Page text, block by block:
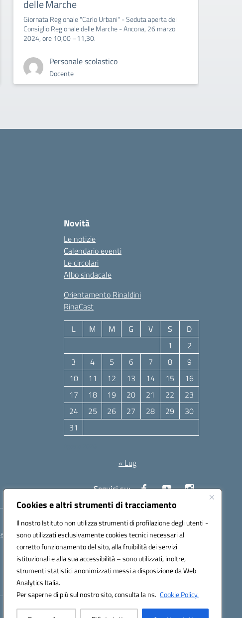
Cookies e altri strumenti di tracciamento
Il nostro Istituto non utilizza strumenti di profilazione degli utenti -
sono utilizzati esclusivamente cookies tecnici necessari al
corretto funzionamento del sito, alla fruibilità dei servizi
istituzionali e alla sua accessibilità – sono utilizzati, inoltre,
strumenti statistici anonimizzati messi a disposizione da Web
Analytics Italia.
Per saperne di più sul nostro sito, consulta la ns. Cookie Policy.
delle Marche
Giornata Regionale "Carlo Urbani" - Seduta aperta del
Consiglio Regionale delle Marche - Ancona, 26 marzo
2024, ore 10,00 –11,30.
Personale scolastico
Docente
Novità
Le notizie
Calendario eventi
Le circolari
Albo sindacale
Orientamento Rinaldini
RinaCast
L M M G V S
D
1
2
3
4 5 6 7 8
9
10
11 12 13 14 15
16
17
18 19 20 21 22
23
24
25 26 27 28 29
30
31
« Lug
Seguici su:
anpc010006@pec.istruzione.it